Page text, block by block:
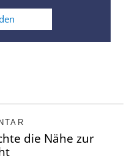
die Nähe zur